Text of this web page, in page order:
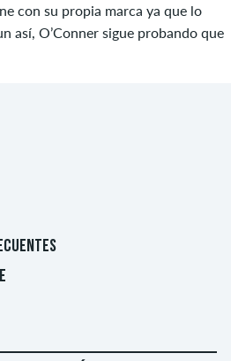
con su propia marca ya que lo
así, O’Conner sigue probando que